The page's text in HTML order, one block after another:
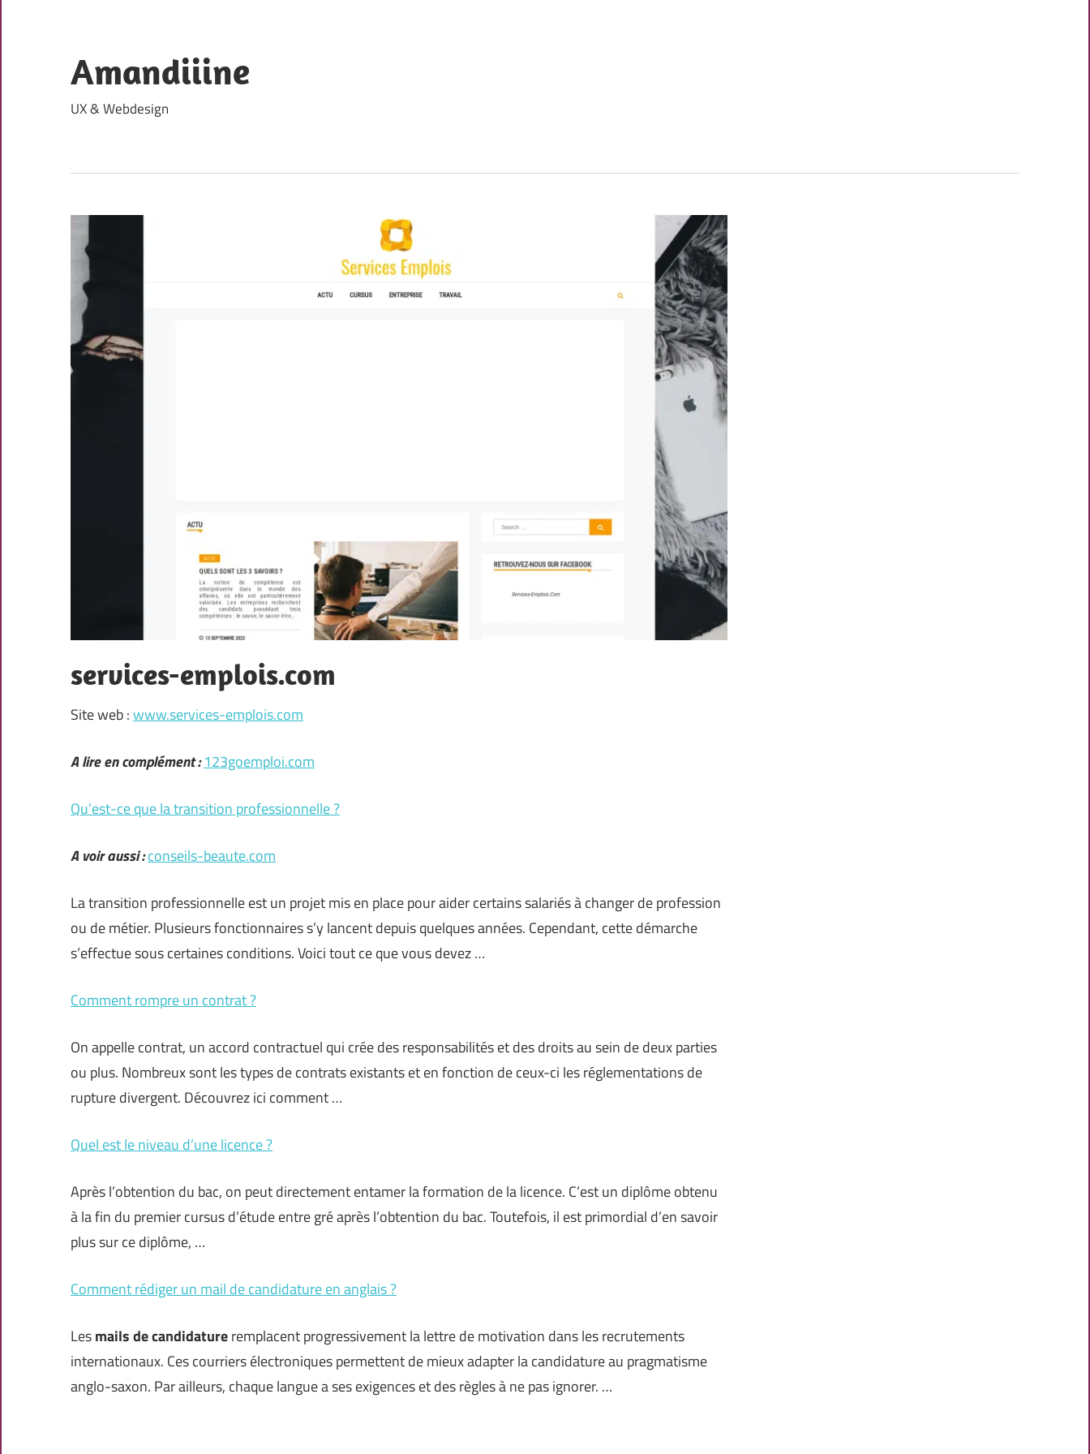
content
Amandiiine
UX & Webdesign
services-emplois.com
Site web :www.services-emplois.com
A lire en complément : 123goemploi.com
Qu’est-ce que la transition professionnelle ?
A voir aussi :conseils-beaute.com
La transition professionnelle est un projet mis en place pour aider certains salariés à changer de profession
ou de métier. Plusieurs fonctionnaires s’y lancent depuis quelques années. Cependant, cette démarche
s’effectue sous certaines conditions. Voici tout ce que vous devez …
Comment rompre un contrat ?
On appelle contrat, un accord contractuel qui crée des responsabilités et des droits au sein de deux parties
ou plus. Nombreux sont les types de contrats existants et en fonction de ceux-ci les réglementations de
rupture divergent. Découvrez ici comment …
Quel est le niveau d’une licence ?
Après l’obtention du bac, on peut directement entamer la formation de la licence. C’est un diplôme obtenu
à la fin du premier cursus d’étude entre gré après l’obtention du bac. Toutefois, il est primordial d’en savoir
plus sur ce diplôme, …
Comment rédiger un mail de candidature en anglais ?
Lesmails de candidatureremplacent progressivement la lettre de motivation dans les recrutements
internationaux. Ces courriers électroniques permettent de mieux adapter la candidature au pragmatisme
anglo-saxon. Par ailleurs, chaque langue a ses exigences et des règles à ne pas ignorer. …